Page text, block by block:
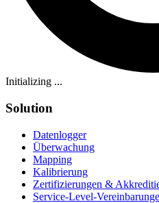
Initializing ...
Solution
Datenlogger
Überwachung
Mapping
Kalibrierung
Zertifizierungen &
Service-Level-